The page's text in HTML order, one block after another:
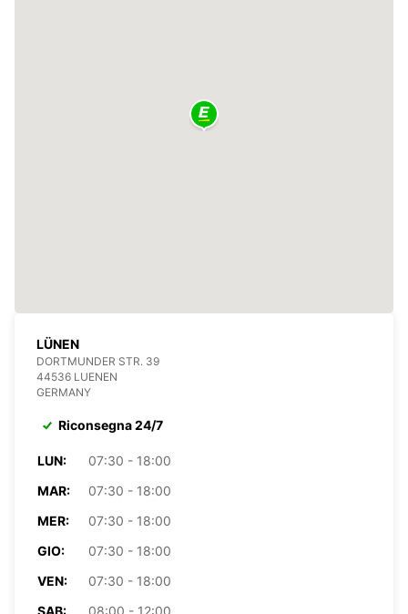
LÜNEN
DORTMUNDER STR. 39
44536 LUENEN
GERMANY
Riconsegna 24/7
LUN:
07:30 - 18:00
MAR:
07:30 - 18:00
MER:
07:30 - 18:00
GIO:
07:30 - 18:00
VEN:
07:30 - 18:00
SAB:
08:00 - 12:00